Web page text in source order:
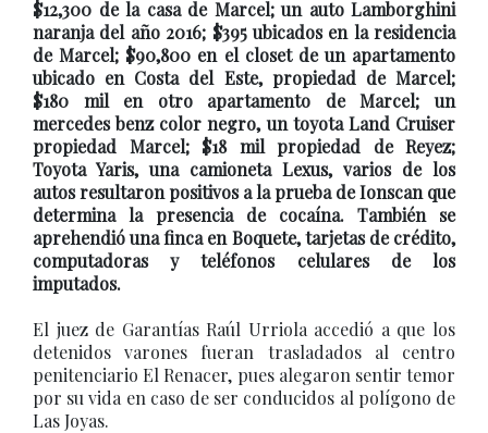
$12,300 de la casa de Marcel; un auto Lamborghini
naranja del año 2016; $395 ubicados en la residencia
de Marcel; $90,800 en el closet de un apartamento
ubicado en Costa del Este, propiedad de Marcel;
$180 mil en otro apartamento de Marcel; un
mercedes benz color negro, un toyota Land Cruiser
propiedad Marcel; $18 mil propiedad de Reyez;
Toyota Yaris, una camioneta Lexus, varios de los
autos resultaron positivos a la prueba de Ionscan que
determina la presencia de cocaína. También se
aprehendió una finca en Boquete, tarjetas de crédito,
computadoras y teléfonos celulares de los
imputados.
El juez de Garantías Raúl Urriola accedió a que los
detenidos varones fueran trasladados al centro
penitenciario El Renacer, pues alegaron sentir temor
por su vida en caso de ser conducidos al polígono de
Las Joyas.